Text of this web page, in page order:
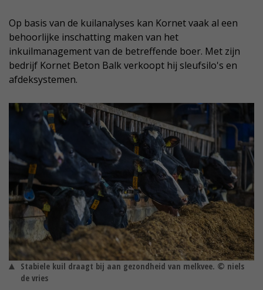
Op basis van de kuilanalyses kan Kornet vaak al een
behoorlijke inschatting maken van het
inkuilmanagement van de betreffende boer. Met zijn
bedrijf Kornet Beton Balk verkoopt hij sleufsilo's en
afdeksystemen.
Stabiele kuil draagt bij aan gezondheid van melkvee. © niels
de vries